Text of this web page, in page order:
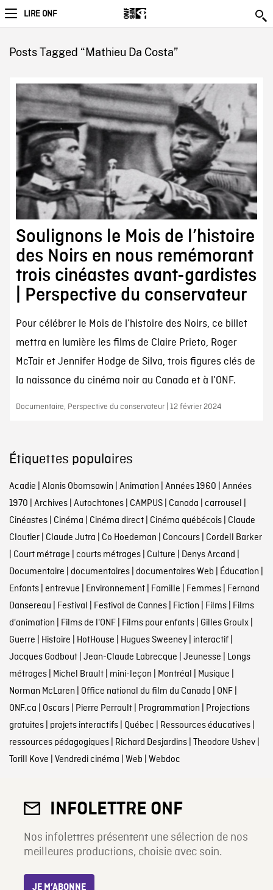
LIRE ONF
Posts Tagged “Mathieu Da Costa”
Soulignons le Mois de l’histoire
des Noirs en nous remémorant
trois cinéastes avant-gardistes
| Perspective du conservateur
Pour célébrer le Mois de l’histoire des Noirs, ce billet
mettra en lumière les films de Claire Prieto, Roger
McTair et Jennifer Hodge de Silva, trois figures clés de
la naissance du cinéma noir au Canada et à l’ONF.
Documentaire, Perspective du conservateur | 12 février 2024
Étiquettes populaires
Acadie Alanis Obomsawin Animation Années 1960 Années
1970 Archives| Autochtones| CAMPUS| Canada carrousel
Cinéastes| Cinéma Cinéma direct| Cinéma québécois| Claude
Cloutier| Claude Jutra Co Hoedeman Concours| Cordell Barker
Court métrage courts métrages| Culture Denys Arcand
Documentaire documentaires| documentaires Web Éducation
Enfants| entrevue Environnement| Famille Femmes| Fernand
Dansereau Festival Festival de Cannes| Fiction Films| Films
d'animation Films de l'ONF| Films pour enfants| Gilles Groulx|
Guerre Histoire HotHouse Hugues Sweeney| interactif|
Jacques Godbout| Jean-Claude Labrecque Jeunesse Longs
métrages| Michel Brault| mini-leçon Montréal Musique
Norman McLaren Office national du film du Canada ONF|
ONF.ca Oscars| Pierre Perrault| Programmation Projections
gratuites| projets interactifs| Québec Ressources éducatives|
ressources pédagogiques| Richard Desjardins| Theodore Ushev|
Torill Kove Vendredi cinéma Web Webdoc
INFOLETTRE ONF
Nos infolettres présentent une sélection de nos
meilleures productions, choisie avec soin.
JE M’ABONNE